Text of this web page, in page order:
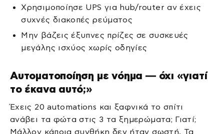
Χρησιμοποίησε UPS για hub/router αν έχεις
συχνές διακοπές ρεύματος
Μην βάζεις έξυπνες πρίζες σε συσκευές
μεγάλης ισχύος χωρίς οδηγίες
Αυτοματοποίηση με νόημα — όχι «γιατί
το έκανα αυτό;»
Έχεις 20 automations και ξαφνικά το σπίτι
ανάβει τα φώτα στις 3 τα ξημερώματα; Γιατί;
Μάλλον κάποια συνθήκη δεν ήταν σωστή. Τα